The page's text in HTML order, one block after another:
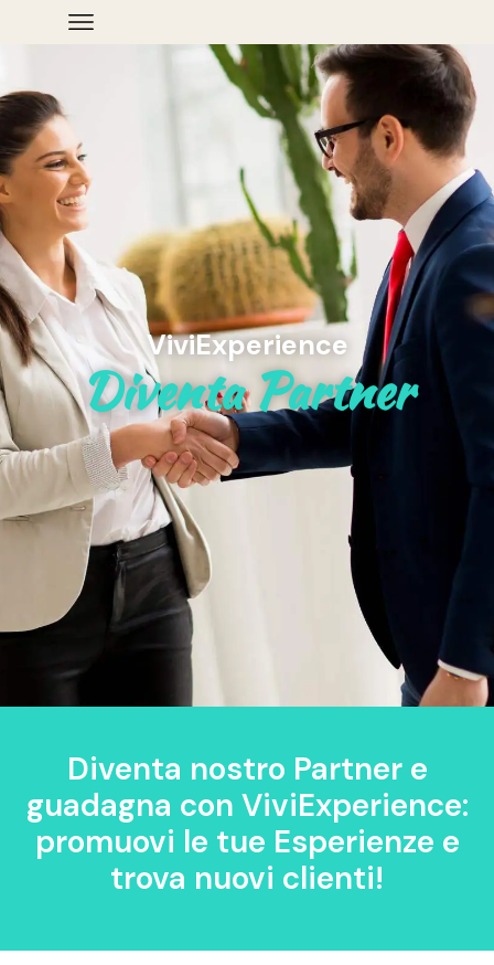
ViviExperience
Diventa Partner
Diventa nostro Partner e
guadagna con ViviExperience:
promuovi le tue Esperienze e
trova nuovi clienti!